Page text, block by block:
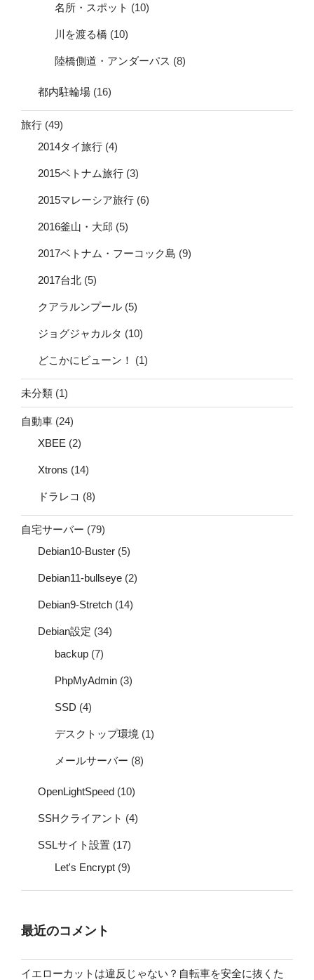
名所・スポット (10)
川を渡る橋 (10)
陸橋側道・アンダーパス (8)
都内駐輪場 (16)
旅行 (49)
2014タイ旅行 (4)
2015ベトナム旅行 (3)
2015マレーシア旅行 (6)
2016釜山・大邱 (5)
2017ベトナム・フーコック島 (9)
2017台北 (5)
クアラルンプール (5)
ジョグジャカルタ (10)
どこかにビューン！ (1)
未分類 (1)
自動車 (24)
XBEE (2)
Xtrons (14)
ドラレコ (8)
自宅サーバー (79)
Debian10-Buster (5)
Debian11-bullseye (2)
Debian9-Stretch (14)
Debian設定 (34)
backup (7)
PhpMyAdmin (3)
SSD (4)
デスクトップ環境 (1)
メールサーバー (8)
OpenLightSpeed (10)
SSHクライアント (4)
SSLサイト設置 (17)
Let's Encrypt (9)
最近のコメント
イエローカットは違反じゃない？自転車を安全に抜くた